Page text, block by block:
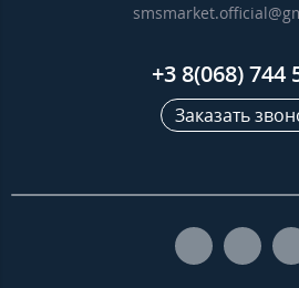
+3 8(068) 744
Заказать